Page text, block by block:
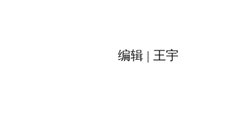
编辑 | 王宇